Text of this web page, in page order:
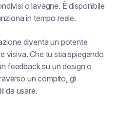
o lavagne. È disponibile
in tempo reale.
diventa un potente
visiva. Che tu stia spiegando
feedback su un design o
un compito, gli
da usare.